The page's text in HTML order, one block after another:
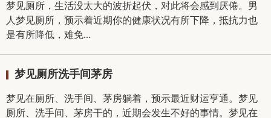
梦见厕所，生活没太大的波折起伏，对此将会感到厌倦。男
人梦见厕所，预示着近期你的健康状况有所下降，抵抗力也
是有所降低，难免...
梦见厕所洗手间茅房
梦见在厕所、洗手间、茅房躺着，预示最近财运亨通。梦见
厕所、洗手间、茅房干的，近期会发生不好的事情。梦见在